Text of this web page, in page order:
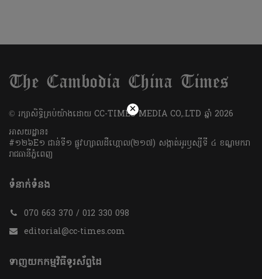
×
​© រក្សា​សិទ្ធិ​គ្រប់​យ៉ាង​ដោយ​ CC-TIMES MEDIA CO,.LTD ឆ្នាំ​ 2026
អាសយដ្ឋាន៖
#១២៦E១ ជាន់ទី១ ផ្លូវហ្សាលដឺហ្គោល(២១៧) សង្កាត់អូរឫស្សីទី ៤ ខណ្ឌមករា
រាជធានីភ្នំពេញ
ទំនាក់ទំនង
070 663 370 / 012 330 098
editorial@cc-times.com
ទាញយកកម្មវិធីទូរស័ព្ទដៃ